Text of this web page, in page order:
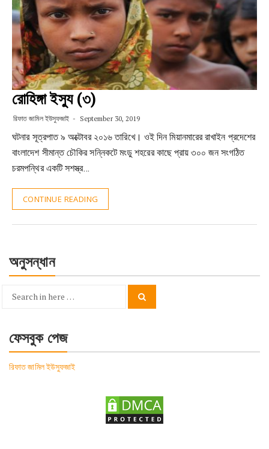
রোহিঙ্গা ইস্যু (৩)
রিফাত জামিল ইউসুফজাই September 30, 2019
ঘটনার সূত্রপাত ৯ অক্টোবর ২০১৬ তারিখে। ওই দিন মিয়ানমারের রাখাইন প্রদেশের
বাংলাদেশ সীমান্ত চৌকির সন্নিকটে মংডু শহরের কাছে প্রায় ৩০০ জন সংগঠিত
চরমপন্থির একটি সশস্ত্র…
CONTINUE READING
অনুসন্ধান
Search
ফেসবুক পেজ
রিফাত জামিল ইউসুফজাই